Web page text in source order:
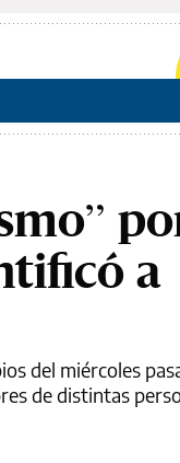
a
del miércoles
de distintas